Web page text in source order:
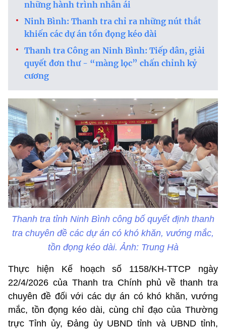
những hành trình nhân ái
Ninh Bình: Thanh tra chỉ ra những nút thắt
khiến các dự án tồn đọng kéo dài
Thanh tra Công an Ninh Bình: Tiếp dân, giải
quyết đơn thư - “màng lọc” chấn chỉnh kỷ
cương
Thanh tra tỉnh Ninh Bình công bố quyết định thanh
tra chuyên đề các dự án có khó khăn, vướng mắc,
tồn đọng kéo dài. Ảnh: Trung Hà
Thực hiện Kế hoạch số 1158/KH-TTCP ngày
22/4/2026 của Thanh tra Chính phủ về thanh tra
chuyên đề đối với các dự án có khó khăn, vướng
mắc, tồn đọng kéo dài, cùng chỉ đạo của Thường
trực Tỉnh ủy, Đảng ủy UBND tỉnh và UBND tỉnh,